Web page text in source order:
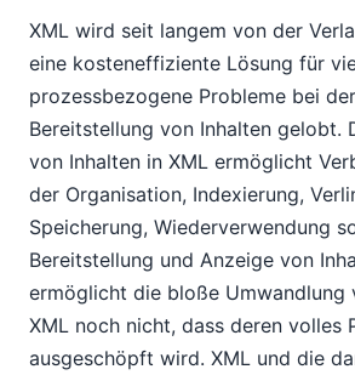
XML wird seit langem von der
eine kosteneffiziente Lösung für
prozessbezogene Probleme bei
Bereitstellung von Inhalten gelobt.
von Inhalten in XML ermöglicht
der Organisation, Indexierung,
Speicherung, Wiederverwendung
Bereitstellung und Anzeige von
ermöglicht die bloße Umwandlung
XML noch nicht, dass deren volles
ausgeschöpft wird. XML und die